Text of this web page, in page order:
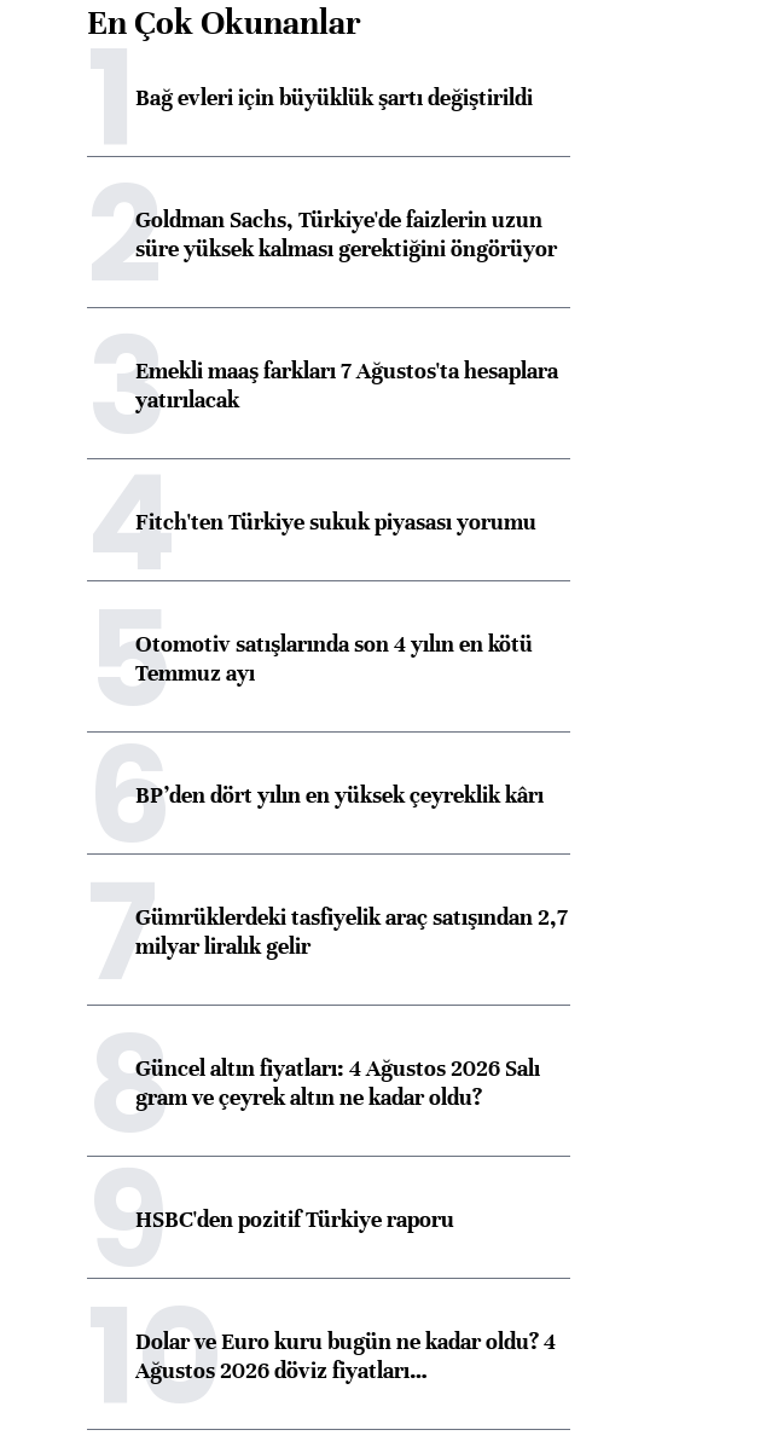
En Çok Okunanlar
1Bağ evleri için büyüklük şartı değiştirildi
2Goldman Sachs, Türkiye'de faizlerin uzun
süre yüksek kalması gerektiğini öngörüyor
3Emekli maaş farkları 7 Ağustos'ta hesaplara
yatırılacak
4Fitch'ten Türkiye sukuk piyasası yorumu
5Otomotiv satışlarında son 4 yılın en kötü
Temmuz ayı
6BP’den dört yılın en yüksek çeyreklik kârı
7Gümrüklerdeki tasfiyelik araç satışından 2,7
milyar liralık gelir
8Güncel altın fiyatları: 4 Ağustos 2026 Salı
gram ve çeyrek altın ne kadar oldu?
9HSBC'den pozitif Türkiye raporu
10
Dolar ve Euro kuru bugün ne kadar oldu? 4
Ağustos 2026 döviz fiyatları…